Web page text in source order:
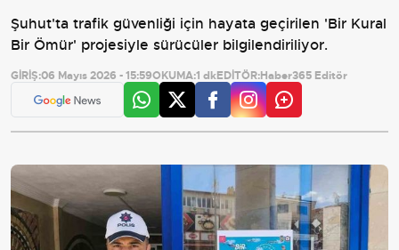
Şuhut'ta trafik güvenliği için hayata geçirilen 'Bir Kural
Bir Ömür' projesiyle sürücüler bilgilendiriliyor.
GİRİŞ:06 Mayıs 2026 - 15:59OKUMA:1 dkEDİTÖR:Haber365 Editör